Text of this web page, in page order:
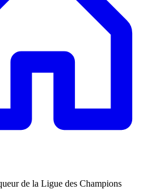
de la Ligue des Champions